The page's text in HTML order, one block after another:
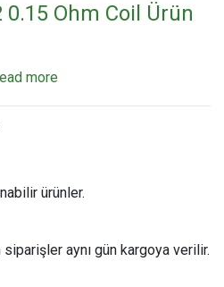
0.15 Ohm Coil Ürün
Mesh Coil
Ohm
Çekimi Sub-Ohm nargile
Voopoo PnP X Pod Tank
X Geliştirilmiş V2 Boş
more
ürünler.
aynı gün kargoya verilir.